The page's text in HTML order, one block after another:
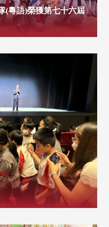
(粵語)榮獲第七十六屆